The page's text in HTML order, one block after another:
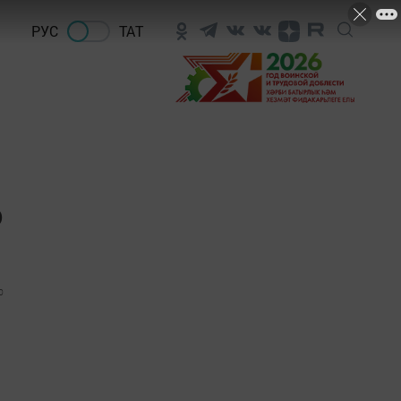
РУС ТАТ